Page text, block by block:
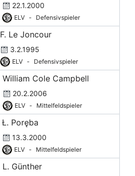
22.1.2000
ELV - Defensivspieler
F. Le Joncour
3.2.1995
ELV - Defensivspieler
William Cole Campbell
20.2.2006
ELV - Mittelfeldspieler
Ł. Poręba
13.3.2000
ELV - Mittelfeldspieler
L. Günther